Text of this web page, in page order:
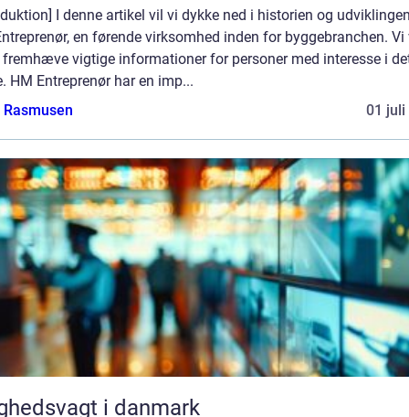
I denne artikel vil vi dykke ned i historien og
en førende virksomhed inden for byggebranchen. Vi
vigtige informationer for personer med interesse i
HM Entreprenør har en imp...
01 juli
i danmark